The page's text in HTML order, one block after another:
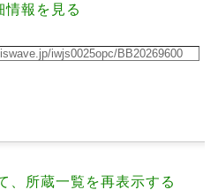
情報を見る
、所蔵一覧を再表示する